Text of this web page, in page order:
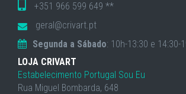
+351 966 599 649 **
geral@crivart.pt
Segunda a Sábado: 10h-13:30 e 14:30-
LOJA CRIVART
Estabelecimento Portugal Sou Eu
Rua Miguel Bombarda, 648